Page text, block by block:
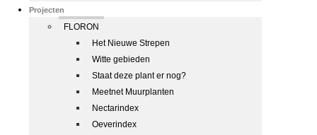
Projecten
FLORON
Het Nieuwe Strepen
Witte gebieden
Staat deze plant er nog?
Meetnet Muurplanten
Nectarindex
Oeverindex